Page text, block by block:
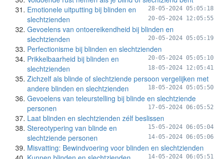
28-05-2024 05:05:18
Emotionele uitputting bij blinden en
slechtzienden
20-05-2024 12:05:55
Gevoelens van ontoereikendheid bij blinden en
slechtzienden
20-05-2024 05:05:19
Perfectionisme bij blinden en slechtzienden
20-05-2024 05:05:10
Prikkelbaarheid bij blinden en
slechtzienden
18-05-2024 12:05:41
Zichzelf als blinde of slechtziende persoon vergelijken met
andere blinden en slechtzienden
18-05-2024 05:05:50
Gevoelens van teleurstelling bij blinde en slechtziende
personen
17-05-2024 06:05:52
Laat blinden en slechtzienden zélf beslissen
15-05-2024 06:05:04
Stereotypering van blinde en
slechtziende personen
14-05-2024 06:05:06
Misvatting: Bewindvoering voor blinden en slechtzienden
14-05-2024 06:05:51